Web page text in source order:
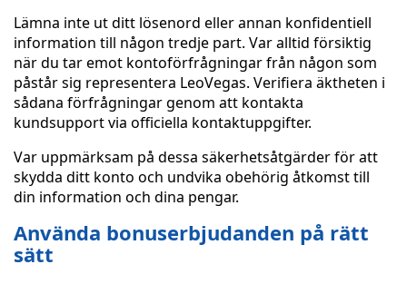
Lämna inte ut ditt lösenord eller annan konfidentiell
information till någon tredje part. Var alltid försiktig
när du tar emot kontoförfrågningar från någon som
påstår sig representera LeoVegas. Verifiera äktheten i
sådana förfrågningar genom att kontakta
kundsupport via officiella kontaktuppgifter.
Var uppmärksam på dessa säkerhetsåtgärder för att
skydda ditt konto och undvika obehörig åtkomst till
din information och dina pengar.
Använda bonuserbjudanden på rätt
sätt